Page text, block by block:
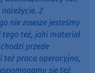
Z
nie zawsze jesteśmy
tego też, jaki materiał
przede
też praca operacyjna,
się też